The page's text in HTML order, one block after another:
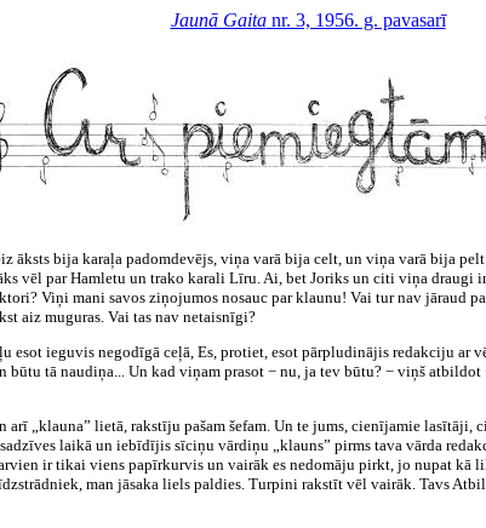
Jaunā Gaitanr. 3, 1956. g. pavasarī
āksts bija karaļa padomdevējs, viņa varā bija celt, un viņa varā bija
vēl par Hamletu un trako karali Līru. Ai, bet Joriks un citi viņa draugi
Viņi mani savos ziņojumos nosauc par klaunu! Vai tur nav jāraud
aiz muguras. Vai tas nav netaisnīgi?
esot ieguvis negodīgā ceļā, Es, protiet, esot pārpludinājis redakciju
būtu tā naudiņa... Un kad viņam prasot − nu, ja tev būtu? − viņš
arī „klauna” lietā, rakstīju pašam šefam. Un te jums, cienījamie
laikā un iebīdījis sīciņu vārdiņu „klauns” pirms tava vārda
ir tikai viens papīrkurvis un vairāk es nedomāju pirkt, jo nupat
man jāsaka liels paldies. Turpini rakstīt vēl vairāk. Tavs